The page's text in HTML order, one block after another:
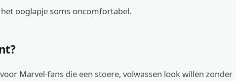
ooglapje soms oncomfortabel.
Marvel-fans die een stoere, volwassen look willen zonder